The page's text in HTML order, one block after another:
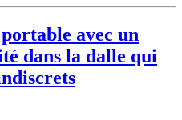
avec un
dans la dalle qui